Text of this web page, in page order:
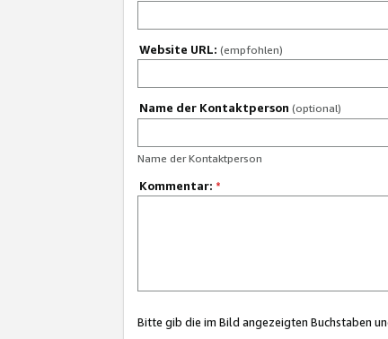
Website URL: (empfohlen)
Name der Kontaktperson (optional)
Name der Kontaktperson
Kommentar: *
Bitte gib die im Bild angezeigten Buchstaben